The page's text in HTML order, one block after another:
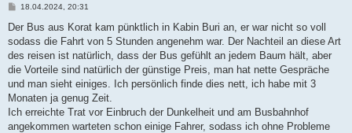
B
i
r
a
18.04.2024, 20:31
Der Bus aus Korat kam pünktlich in Kabin Buri an, er war nicht so voll
sodass die Fahrt von 5 Stunden angenehm war. Der Nachteil an diese Art
des reisen ist natürlich, dass der Bus gefühlt an jedem Baum hält, aber
die Vorteile sind natürlich der günstige Preis, man hat nette Gespräche
und man sieht einiges. Ich persönlich finde dies nett, ich habe mit 3
Monaten ja genug Zeit.
Ich erreichte Trat vor Einbruch der Dunkelheit und am Busbahnhof
angekommen warteten schon einige Fahrer, sodass ich ohne Probleme